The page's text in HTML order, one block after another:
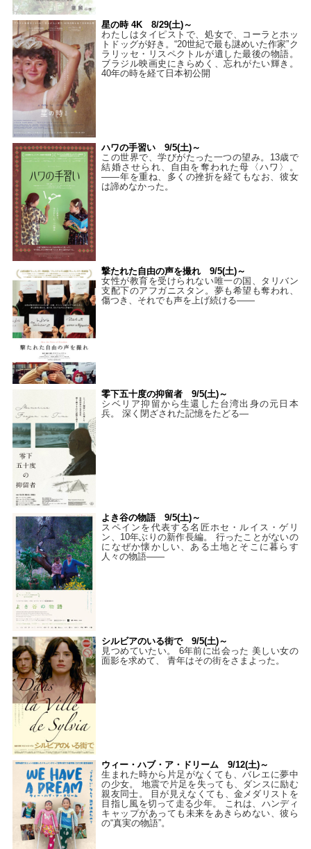
星の時 4K 8/29(土)～
わたしはタイピストで、処⼥で、コーラとホッ
トドッグが好き。“20世紀で最も謎めいた作家”ク
ラリッセ・リスペクトルが遺した最後の物語。
ブラジル映画史にきらめく、忘れがたい輝き。
40年の時を経て⽇本初公開
ハワの手習い 9/5(土)～
この世界で、学びがたった一つの望み。13歳で
結婚させられ、自由を奪われた母〈ハワ〉。
——年を重ね、多くの挫折を経てもなお、彼女
は諦めなかった。
撃たれた自由の声を撮れ 9/5(土)～
女性が教育を受けられない唯一の国、タリバン
支配下のアフガニスタン。夢も希望も奪われ、
傷つき、それでも声を上げ続ける——
零下五十度の抑留者 9/5(土)～
シベリア抑留から生還した台湾出身の元日本
兵。 深く閉ざされた記憶をたどる—
よき谷の物語 9/5(土)～
スペインを代表する名匠ホセ・ルイス・ゲリ
ン、10年ぶりの新作長編。 行ったことがないの
になぜか懐かしい、ある土地とそこに暮らす
人々の物語――
シルビアのいる街で 9/5(土)～
見つめていたい。 6年前に出会った 美しい女の
面影を求めて、 青年はその街をさまよった。
ウィー・ハブ・ア・ドリーム 9/12(土)～
生まれた時から片足がなくても、バレエに夢中
の少女。 地震で片足を失っても、ダンスに励む
親友同士。 目が見えなくても、金メダリストを
目指し風を切って走る少年。 これは、ハンディ
キャップがあっても未来をあきらめない、彼ら
の“真実の物語”。